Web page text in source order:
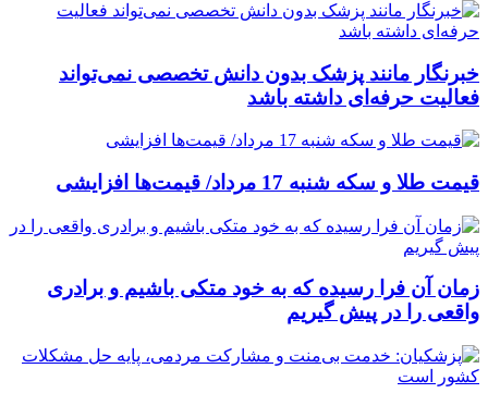
خبرنگار مانند پزشک بدون دانش تخصصی نمی‌تواند
فعالیت حرفه‌ای داشته باشد
قیمت طلا و سکه شنبه 17 مرداد/ قیمت‌ها افزایشی
زمان آن فرا رسیده که به خود متکی باشیم و برادری
واقعی را در پیش گیریم